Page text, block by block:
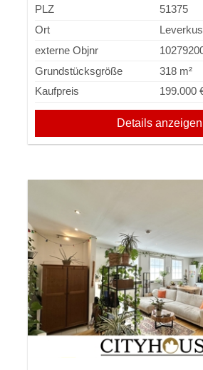
PLZ
51375
Ort
externe Objnr
Grundstücksgröße
318 m²
Kaufpreis
199.000
Details anzeigen